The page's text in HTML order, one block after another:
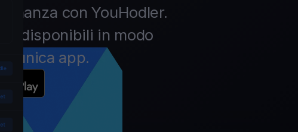
finanza con YouHodler.
disponibili in modo
app.